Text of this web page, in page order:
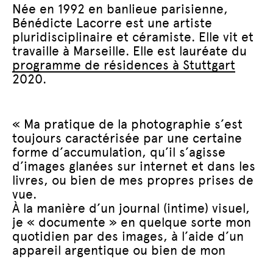
Née en 1992 en banlieue parisienne,
Bénédicte Lacorre est une artiste
pluridisciplinaire et céramiste. Elle vit et
travaille à Marseille. Elle est lauréate du
programme de résidences à Stuttgart
2020.
« Ma pratique de la photographie s’est
toujours caractérisée par une certaine
forme d’accumulation, qu’il s’agisse
d’images glanées sur internet et dans les
livres, ou bien de mes propres prises de
vue.
À la manière d’un journal (intime) visuel,
je « documente » en quelque sorte mon
quotidien par des images, à l’aide d’un
appareil argentique ou bien de mon